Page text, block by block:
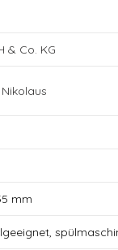
& Co. KG
mm